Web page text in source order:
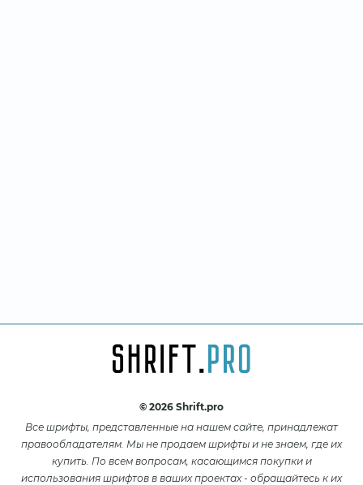
© 2026 Shrift.pro
Все шрифты, представленные на нашем сайте, принадлежат
правообладателям. Мы не продаем шрифты и не знаем, где их
купить. По всем вопросам, касающимся покупки и
использования шрифтов в ваших проектах - обращайтесь к их